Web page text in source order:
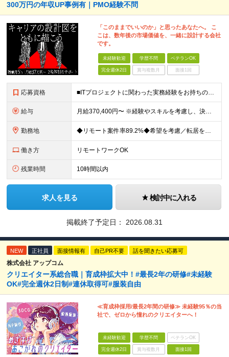
300万円の年収UP事例有｜PMO経験不問
「このままでいいのか」と思ったあなたへ。 こ
こは、数年後の市場価値を、一緒に設計する会社
です。
未経験歓迎 学歴不問 ベテランOK
完全週休2日 賞与複数月 面接1回
応募資格 ■ITプロジェクトに関わった実務経験をお持ちの方（年数・職種不問） ■学歴不問 開発、Webディレクター、進行管理など、これまでの経験を活かせます。 PMOとしての実務経験は問いません。 ＼こんな
給与 月給370,400円〜 ※経験やスキルを考慮し、決定いたします ※上記金額には固定残業代（30時間分/70,400円～）を含みます。超過分は別途全額支給いたします ※試用期間6カ月あり（期間中の給与・
勤務地 ◆リモート案件率89.2%◆希望を考慮／転居を伴う転勤なし 一都三県のクライアント先＋在宅勤務（案件により異なります） 【本社】東京都千代田区内幸町2-2-3 日比谷国際ビル3F (変更の範囲)上
働き方 リモートワークOK
残業時間 10時間以内
求人を見る 検討中に入れる
掲載終了予定日： 2026.08.31
NEW 正社員 面接情報有 自己PR不要 話を聞きたい応募可
株式会社 アップコム
クリエイター系総合職｜育成枠拡大中！#最長2年の研修#未経験
OK#完全週休2日制#連休取得可#服装自由
≪育成枠採用/最長2年間の研修≫ 未経験95％の当
社で、ゼロから憧れのクリエイターへ！
未経験歓迎 学歴不問 ベテランOK
完全週休2日 賞与複数月 面接1回